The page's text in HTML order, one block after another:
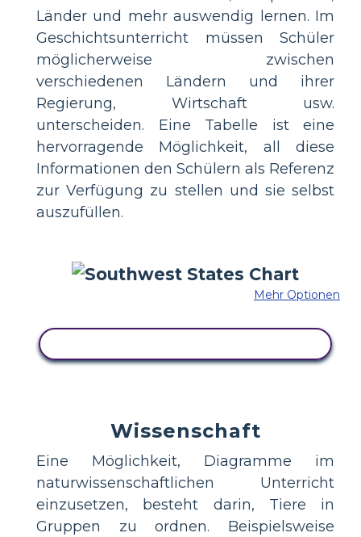
Länder und mehr auswendig lernen. Im
Geschichtsunterricht müssen Schüler
möglicherweise zwischen
verschiedenen Ländern und ihrer
Regierung, Wirtschaft usw.
unterscheiden. Eine Tabelle ist eine
hervorragende Möglichkeit, all diese
Informationen den Schülern als Referenz
zur Verfügung zu stellen und sie selbst
auszufüllen.
Mehr Optionen
Wissenschaft
Eine Möglichkeit, Diagramme im
naturwissenschaftlichen Unterricht
einzusetzen, besteht darin, Tiere in
Gruppen zu ordnen. Beispielsweise